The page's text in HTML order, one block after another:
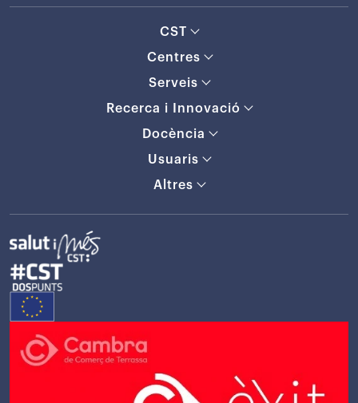
CST
Centres
Serveis
Recerca i Innovació
Docència
Usuaris
Altres